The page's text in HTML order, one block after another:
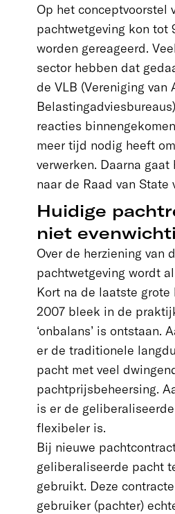
Op het conceptvoorstel
pachtwetgeving kon tot
worden gereageerd.
sector hebben dat
de VLB (Vereniging van
reacties
meer tijd nodig heeft
verwerken. Daarna gaat
naar de Raad van State
Huidige
niet
Over de herziening van
pachtwetgeving wordt
Kort na de laatste grote
2007 bleek in de
‘onbalans’ is ontstaan.
er de traditionele
pacht met veel
pachtprijsbeheersing.
is er de
flexibeler is.
Bij nieuwe
geliberaliseerde pacht
gebruikt. Deze
gebruiker (pachter)